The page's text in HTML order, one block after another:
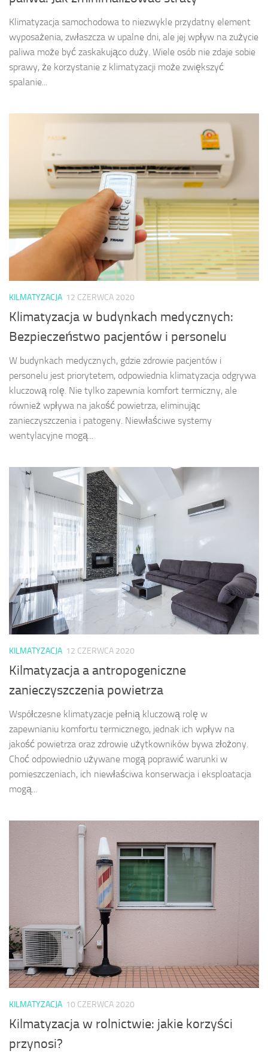
Klimatyzacja samochodowa to niezwykle przydatny element
wyposażenia, zwłaszcza w upalne dni, ale jej wpływ na zużycie
paliwa może być zaskakująco duży. Wiele osób nie zdaje sobie
sprawy, że korzystanie z klimatyzacji może zwiększyć
spalanie...
KILMATYZACJA 12 CZERWCA 2020
Klimatyzacja w budynkach medycznych:
Bezpieczeństwo pacjentów i personelu
W budynkach medycznych, gdzie zdrowie pacjentów i
personelu jest priorytetem, odpowiednia klimatyzacja odgrywa
kluczową rolę. Nie tylko zapewnia komfort termiczny, ale
również wpływa na jakość powietrza, eliminując
zanieczyszczenia i patogeny. Niewłaściwe systemy
wentylacyjne mogą...
KILMATYZACJA 12 CZERWCA 2020
Kilmatyzacja a antropogeniczne
zanieczyszczenia powietrza
Współczesne klimatyzacje pełnią kluczową rolę w
zapewnianiu komfortu termicznego, jednak ich wpływ na
jakość powietrza oraz zdrowie użytkowników bywa złożony.
Choć odpowiednio używane mogą poprawić warunki w
pomieszczeniach, ich niewłaściwa konserwacja i eksploatacja
mogą...
KILMATYZACJA 10 CZERWCA 2020
Kilmatyzacja w rolnictwie: jakie korzyści
przynosi?